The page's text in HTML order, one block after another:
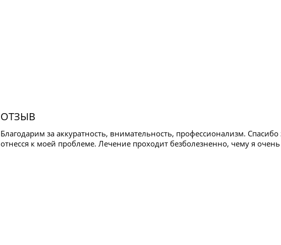
ОТЗЫВ
Благодарим за аккуратность, внимательность, профессионализм.
отнесся к моей проблеме. Лечение проходит безболезненно, чему я